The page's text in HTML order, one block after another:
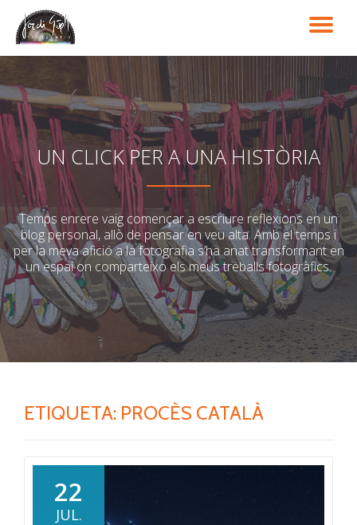
Skip
to
UN CLICK PER A UNA HISTÒRIA
Temps enrere vaig començar a escriure reflexions en un
blog personal, allò de pensar en veu alta. Amb el temps i
per la meva afició a la fotografia s’ha anat transformant en
un espai on comparteixo els meus treballs fotogràfics.
ETIQUETA: PROCÈS CATALÀ
22
JUL.